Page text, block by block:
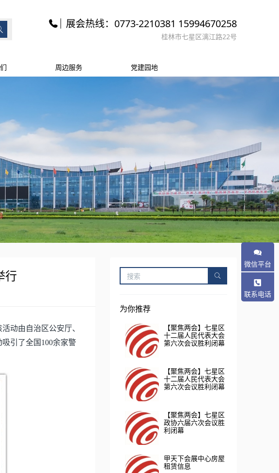
展会热线：0773-2210381 15994670258
桂林市七星区漓江路22号
周边服务 党建园地
行
动由自治区公安厅、
引了全国100余家警
为你推荐
【聚焦两会】七星区
十二届人民代表大会
第六次会议胜利闭幕
【聚焦两会】七星区
十二届人民代表大会
第六次会议胜利闭幕
【聚焦两会】七星区
政协六届六次会议胜
利闭幕
甲天下会展中心房屋
租赁信息
微信平台
联系电话